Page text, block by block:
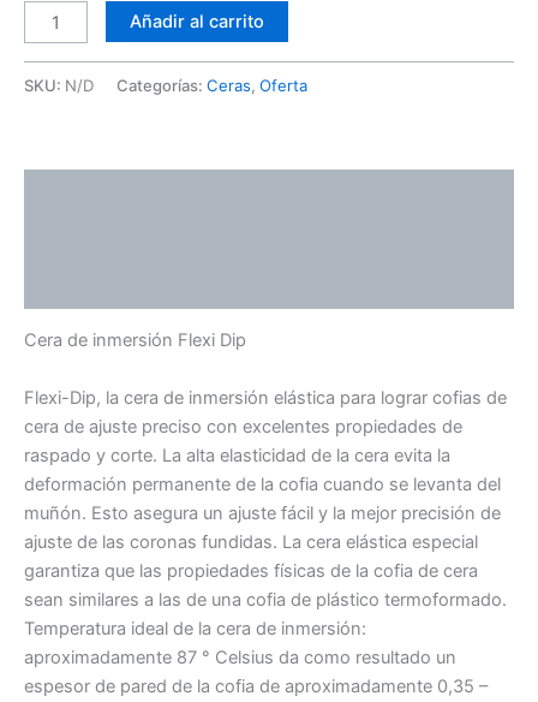
Añadir al carrito
SKU: N/D Categorías: Ceras, Oferta
Cera de inmersión Flexi Dip
Flexi-Dip, la cera de inmersión elástica para lograr cofias de
cera de ajuste preciso con excelentes propiedades de
raspado y corte. La alta elasticidad de la cera evita la
deformación permanente de la cofia cuando se levanta del
muñón. Esto asegura un ajuste fácil y la mejor precisión de
ajuste de las coronas fundidas. La cera elástica especial
garantiza que las propiedades físicas de la cofia de cera
sean similares a las de una cofia de plástico termoformado.
Temperatura ideal de la cera de inmersión:
aproximadamente 87 ° Celsius da como resultado un
espesor de pared de la cofia de aproximadamente 0,35 –